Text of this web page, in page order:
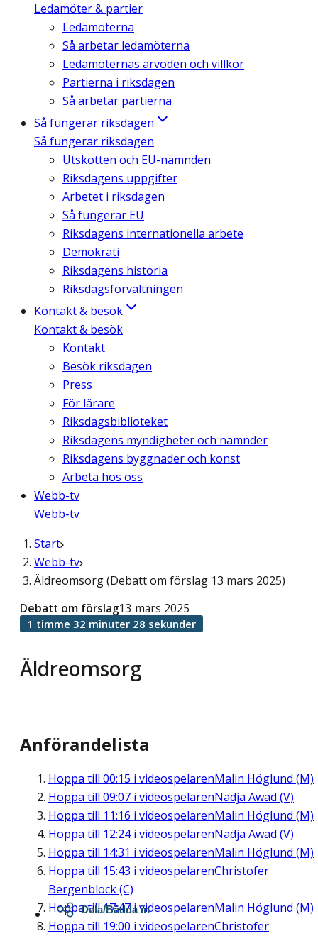
Ledamöter & partier
Ledamöterna
Så arbetar ledamöterna
Ledamöternas arvoden och villkor
Partierna i riksdagen
Så arbetar partierna
Så fungerar riksdagen
Så fungerar riksdagen
Utskotten och EU-nämnden
Riksdagens uppgifter
Arbetet i riksdagen
Så fungerar EU
Riksdagens internationella arbete
Demokrati
Riksdagens historia
Riksdagsförvaltningen
Kontakt & besök
Kontakt & besök
Kontakt
Besök riksdagen
Press
För lärare
Riksdagsbiblioteket
Riksdagens myndigheter och nämnder
Riksdagens byggnader och konst
Arbeta hos oss
Webb-tv
Webb-tv
Start
Webb-tv
Äldreomsorg (Debatt om förslag 13 mars 2025)
Äldreomsorg
Debatt om förslag13 mars 2025
1 timme 32 minuter 28 sekunder
Anförandelista
Hoppa till 00:15 i videospelarenMalin Höglund (M)
Hoppa till 09:07 i videospelarenNadja Awad (V)
Hoppa till 11:16 i videospelarenMalin Höglund (M)
Hoppa till 12:24i videospelarenNadja Awad (V)
Hoppa till 14:31 i videospelarenMalin Höglund (M)
Hoppa till 15:43 i videospelarenChristofer
Bergenblock (C)
Hoppa till17:47i videospelarenMalin Höglund (M)
Hoppa till 19:00 i videospelarenChristofer
Dela/Bädda in